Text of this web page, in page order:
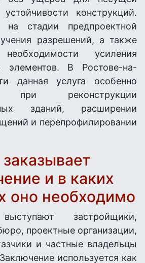
конструкций.
на стадии предпроектной
разрешений, а также
усиления
элементов. В Ростове-на-
данная услуга особенно
при реконструкции
зданий, расширении
и перепрофилировании
и в каких
оно необходимо
застройщики,
проектные организации,
и частные владельцы
используется как